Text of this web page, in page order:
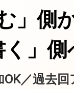
」側
く」
／過去